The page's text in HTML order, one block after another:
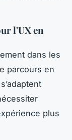
l'UX en
dans les
parcours en
plus